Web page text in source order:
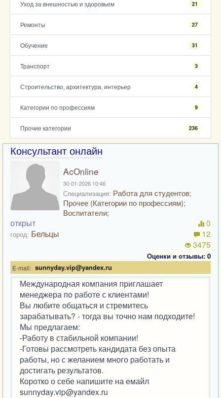
Уход за внешностью и здоровьем 21
Ремонты 27
Обучение 31
Транспорт 3
Строительство, архитектура, интерьер 4
Категории по профессиям 9
Прочие категории 236
Консультант онлайн
AcOnline
30-01-2026 10:46
Специализация: Работа для студентов;
Прочее (Категории по профессиям);
Воспитатели;
открыт
город: Бельцы
0
12
3475
Оценки и отзывы: 0
E-mail: sunnyday.vip@yandex.ru
Международная компания приглашает
менеджера по работе с клиентами!
Вы любите общаться и стремитесь
зарабатывать? - тогда вы точно нам подходите!
Мы предлагаем:
-Работу в стабильной компании!
-Готовы рассмотреть кандидата без опыта
работы, но с желанием много работать и
достигать результатов.
Коротко о себе напишите на емайл
sunnyday.vip@yandex.ru